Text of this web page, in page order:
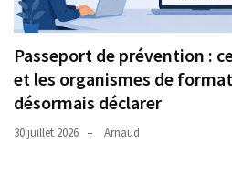
Passeport de prévention :
et les organismes de
désormais déclarer
30 juillet 2026 Arnaud